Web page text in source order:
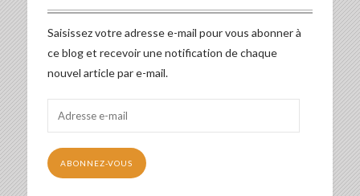
Saisissez votre adresse e-mail pour vous abonner à
ce blog et recevoir une notification de chaque
nouvel article par e-mail.
mail
ABONNEZ-VOUS